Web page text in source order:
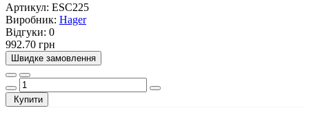
Артикул: ESC225
Виробник: Hager
Відгуки: 0
992.70 грн
Швидке замовлення
Купити